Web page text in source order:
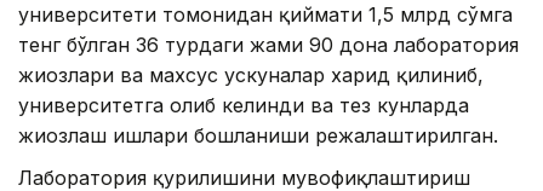
университети томонидан қиймати 1,5 млрд сўмга
тенг бўлган 36 турдаги жами 90 дона лаборатория
жиҳозлари ва махсус ускуналар харид қилиниб,
университетга олиб келинди ва тез кунларда
жиҳозлаш ишлари бошланиши режалаштирилган.
Лаборатория қурилишини мувофиқлаштириш